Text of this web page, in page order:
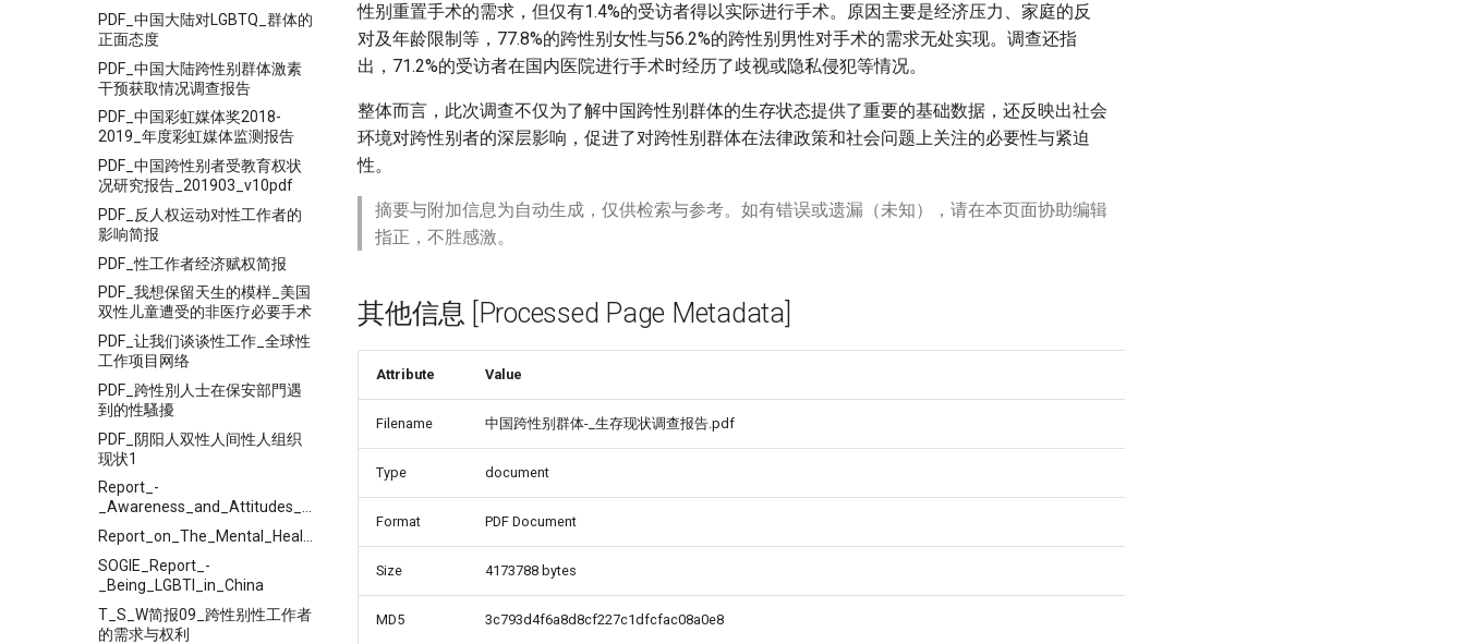
PDF_中国大陆对LGBTQ_群体的
正面态度
PDF_中国大陆跨性别群体激素
干预获取情况调查报告
PDF_中国彩虹媒体奖2018-
2019_年度彩虹媒体监测报告
PDF_中国跨性别者受教育权状
况研究报告_201903_v10pdf
PDF_反人权运动对性工作者的
影响简报
PDF_性工作者经济赋权简报
PDF_我想保留天生的模样_美国
双性儿童遭受的非医疗必要手术
PDF_让我们谈谈性工作_全球性
工作项目网络
PDF_跨性別人士在保安部門遇
到的性騷擾
PDF_阴阳人双性人间性人组织
现状1
Report_-
_Awareness_and_Attitudes_towards_GenderSexual_Minority_among_Psychiatry_and_Psychological_Counseling_Practitioners
SOGIE_Report_-
_Being_LGBTI_in_China
T_S_W简报09_跨性别性工作者
的需求与权利
性别重置手术的需求，但仅有1.4%的受访者得以实际进行手术。原因主要是经济压力、家庭的反
对及年龄限制等，77.8%的跨性别女性与56.2%的跨性别男性对手术的需求无处实现。调查还指
出，71.2%的受访者在国内医院进行手术时经历了歧视或隐私侵犯等情况。
整体而言，此次调查不仅为了解中国跨性别群体的生存状态提供了重要的基础数据，还反映出社会
环境对跨性别者的深层影响，促进了对跨性别群体在法律政策和社会问题上关注的必要性与紧迫
性。
摘要与附加信息为自动生成，仅供检索与参考。如有错误或遗漏（未知），请在本页面协助编辑
指正，不胜感激。
其他信息 [Processed Page Metadata]
Attribute Value
Filename 中国跨性别群体-_生存现状调查报告.pdf
Type document
Format PDF Document
Size 4173788 bytes
MD5 3c793d4f6a8d8cf227c1dfcfac08a0e8